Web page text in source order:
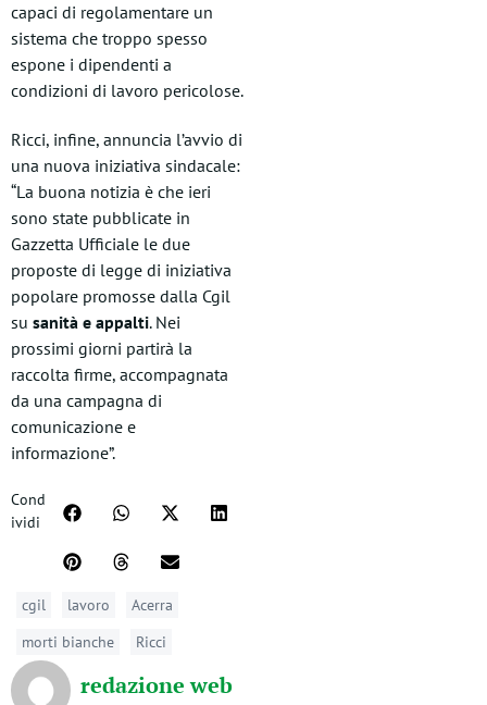
capaci di regolamentare un
sistema che troppo spesso
espone i dipendenti a
condizioni di lavoro pericolose.
Ricci, infine, annuncia l’avvio di
una nuova iniziativa sindacale:
“La buona notizia è che ieri
sono state pubblicate in
Gazzetta Ufficiale le due
proposte di legge di iniziativa
popolare promosse dalla Cgil
su sanità e appalti. Nei
prossimi giorni partirà la
raccolta firme, accompagnata
da una campagna di
comunicazione e
informazione”.
Cond
ividi
cgil lavoro
Acerra
morti bianche
Ricci
redazione web